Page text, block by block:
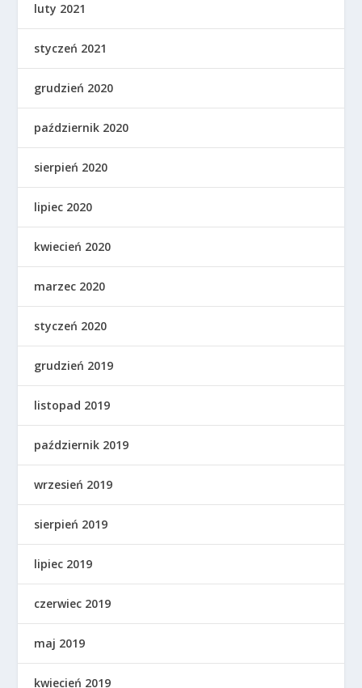
luty 2021
styczeń 2021
grudzień 2020
październik 2020
sierpień 2020
lipiec 2020
kwiecień 2020
marzec 2020
styczeń 2020
grudzień 2019
listopad 2019
październik 2019
wrzesień 2019
sierpień 2019
lipiec 2019
czerwiec 2019
maj 2019
kwiecień 2019